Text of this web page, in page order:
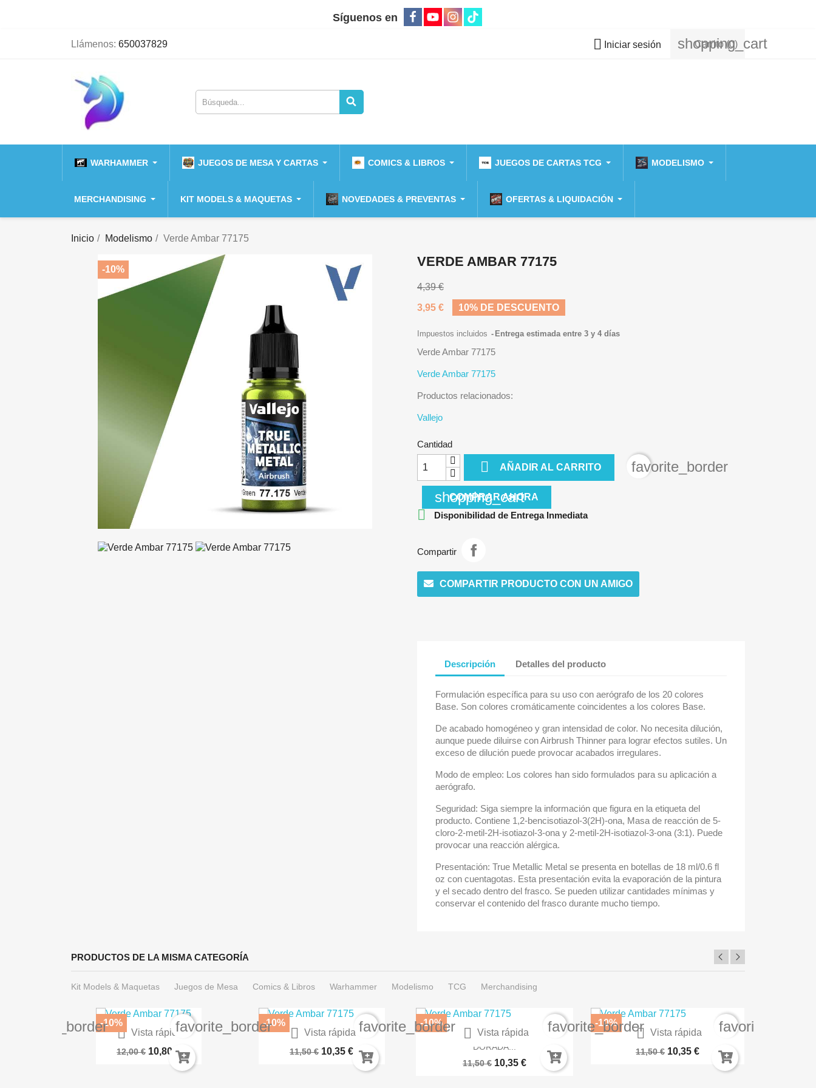
Síguenos en
Llámenos: 650037829  Iniciar sesión shopping_cart
Carrito (0)
WARHAMMER JUEGOS DE MESA Y CARTAS COMICS & LIBROS JUEGOS DE CARTAS TCG MODELISMO
MERCHANDISING KIT MODELS & MAQUETAS NOVEDADES & PREVENTAS OFERTAS & LIQUIDACIÓN
Inicio Modelismo Verde Ambar 77175
-10%
VERDE AMBAR 77175
4,39 €
3,95 €
10% DE DESCUENTO
Impuestos incluidos Entrega estimada entre 3 y 4 días
Verde Ambar 77175
Verde Ambar 77175
Productos relacionados:
Vallejo
Cantidad
 AÑADIR AL CARRITO
favorite_border
shopping_cart
COMPRAR AHORA
 Disponibilidad de Entrega Inmediata
Compartir
COMPARTIR PRODUCTO CON UN AMIGO
Descripción Detalles del producto
Formulación específica para su uso con aerógrafo de los 20 colores
Base. Son colores cromáticamente coincidentes a los colores Base.
De acabado homogéneo y gran intensidad de color. No necesita dilución,
aunque puede diluirse con Airbrush Thinner para lograr efectos sutiles. Un
exceso de dilución puede provocar acabados irregulares.
Modo de empleo: Los colores han sido formulados para su aplicación a
aerógrafo.
Seguridad: Siga siempre la información que figura en la etiqueta del
producto. Contiene 1,2-bencisotiazol-3(2H)-ona, Masa de reacción de 5-
cloro-2-metil-2H-isotiazol-3-ona y 2-metil-2H-isotiazol-3-ona (3:1). Puede
provocar una reacción alérgica.
Presentación: True Metallic Metal se presenta en botellas de 18 ml/0.6 fl
oz con cuentagotas. Esta presentación evita la evaporación de la pintura
y el secado dentro del frasco. Se pueden utilizar cantidades mínimas y
conservar el contenido del frasco durante mucho tiempo.
PRODUCTOS DE LA MISMA CATEGORÍA
Kit Models & Maquetas Juegos de Mesa Comics & Libros Warhammer Modelismo TCG Merchandising
favorite_border  Vista rápida
Paleta Servocráneo 66-32
12,00 € 10,80 €
-10% favorite_border  Vista rápida
BARNIZ SEMIBRILLANTE EN...
11,50 € 10,35 €
-10% favorite_border  Vista rápida
SPRAY COLOR ARMADURA
DORADA...
11,50 € 10,35 €
-10% favorite_border
 Vista rápida
BARNIZ PROTECTOR SPRAY AK1015
11,50 € 10,35 €
-10% favorite_border